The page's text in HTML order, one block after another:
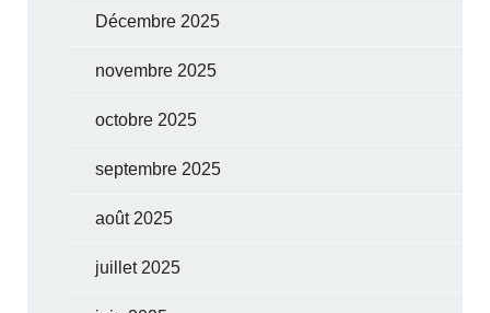
Décembre 2025
novembre 2025
octobre 2025
septembre 2025
août 2025
juillet 2025